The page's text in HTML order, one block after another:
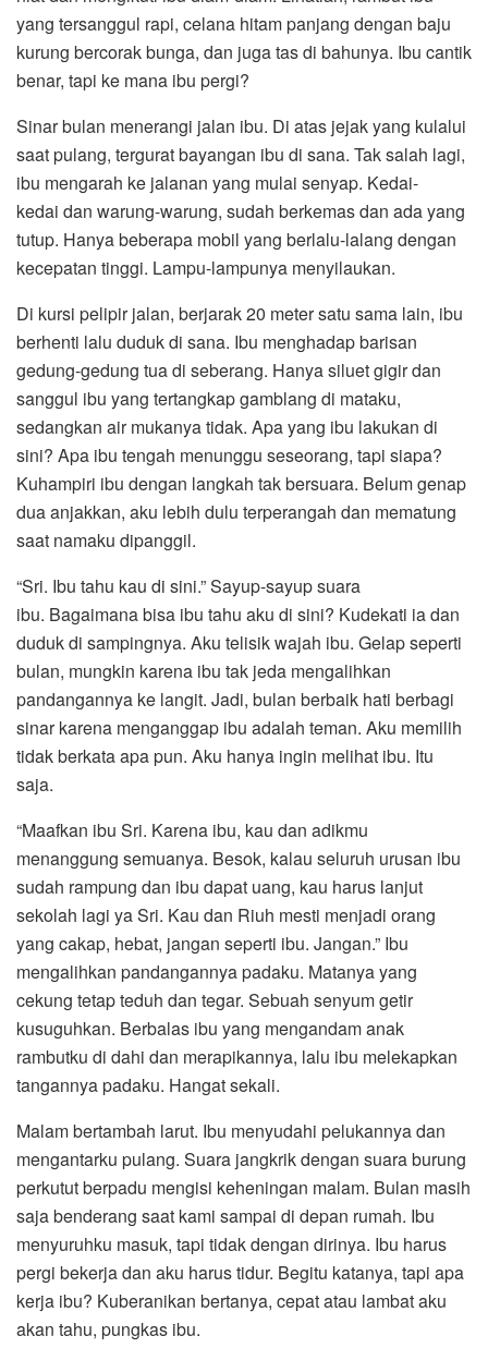
yang tersanggul rapi, celana hitam panjang dengan baju
kurung bercorak bunga, dan juga tas di bahunya. Ibu cantik
benar, tapi ke mana ibu pergi?
Sinar bulan menerangi jalan ibu. Di atas jejak yang kulalui
saat pulang, tergurat bayangan ibu di sana. Tak salah lagi,
ibu mengarah ke jalanan yang mulai senyap. Kedai-
kedai dan warung-warung, sudah berkemas dan ada yang
tutup. Hanya beberapa mobil yang berlalu-lalang dengan
kecepatan tinggi. Lampu-lampunya menyilaukan.
Di kursi pelipir jalan, berjarak 20 meter satu sama lain, ibu
berhenti lalu duduk di sana. Ibu menghadap barisan
gedung-gedung tua di seberang. Hanya siluet gigir dan
sanggul ibu yang tertangkap gamblang di mataku,
sedangkan air mukanya tidak. Apa yang ibu lakukan di
sini? Apa ibu tengah menunggu seseorang, tapi siapa?
Kuhampiri ibu dengan langkah tak bersuara. Belum genap
dua anjakkan, aku lebih dulu terperangah dan mematung
saat namaku dipanggil.
“Sri. Ibu tahu kau di sini.” Sayup-sayup suara
ibu. Bagaimana bisa ibu tahu aku di sini? Kudekati ia dan
duduk di sampingnya. Aku telisik wajah ibu. Gelap seperti
bulan, mungkin karena ibu tak jeda mengalihkan
pandangannya ke langit. Jadi, bulan berbaik hati berbagi
sinar karena menganggap ibu adalah teman. Aku memilih
tidak berkata apa pun. Aku hanya ingin melihat ibu. Itu
saja.
“Maafkan ibu Sri. Karena ibu, kau dan adikmu
menanggung semuanya. Besok, kalau seluruh urusan ibu
sudah rampung dan ibu dapat uang, kau harus lanjut
sekolah lagi ya Sri. Kau dan Riuh mesti menjadi orang
yang cakap, hebat, jangan seperti ibu. Jangan.” Ibu
mengalihkan pandangannya padaku. Matanya yang
cekung tetap teduh dan tegar. Sebuah senyum getir
kusuguhkan. Berbalas ibu yang mengandam anak
rambutku di dahi dan merapikannya, lalu ibu melekapkan
tangannya padaku. Hangat sekali.
Malam bertambah larut. Ibu menyudahi pelukannya dan
mengantarku pulang. Suara jangkrik dengan suara burung
perkutut berpadu mengisi keheningan malam. Bulan masih
saja benderang saat kami sampai di depan rumah. Ibu
menyuruhku masuk, tapi tidak dengan dirinya. Ibu harus
pergi bekerja dan aku harus tidur. Begitu katanya, tapi apa
kerja ibu? Kuberanikan bertanya, cepat atau lambat aku
akan tahu, pungkas ibu.